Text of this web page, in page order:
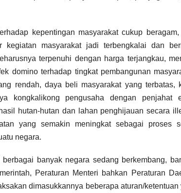
kepentingan masyarakat cukup
kegiatan masyarakat jadi terbengkalai dan
terpenuhi dengan harga terjangkau,
domino terhadap tingkat pembangunan
rendah, daya beli masyarakat yang
kongkalikong pengusaha dengan
hutan-hutan dan lahan penghijauan secara
yang semakin meningkat sebagai proses
negara.
berbagai banyak negara sedang berkembang,
Peraturan Menteri bahkan Peraturan
dimasukkannya beberapa aturan/